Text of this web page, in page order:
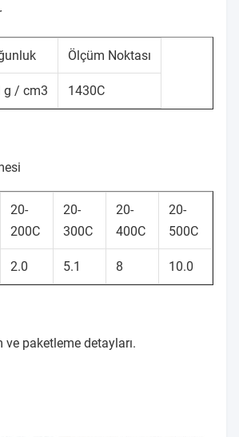
Ölçüm Noktası
g / cm3 1430C
20-
200C
20-
300C
20-
400C
20-
500C
2.0 5.1 8 10.0
paketleme detayları.